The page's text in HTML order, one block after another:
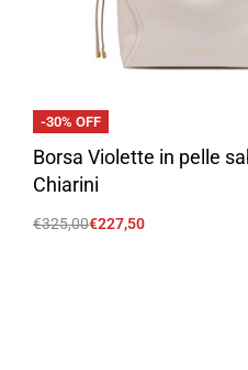
-30% OFF
Borsa Violette in pelle
Chiarini
€325,00€227,50